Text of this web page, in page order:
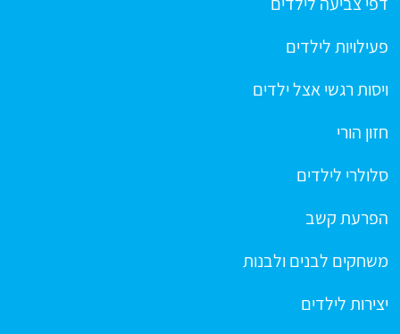
פעילויות לילדים
ויסות רגשי אצל ילדים
חזון הורי
סלולרי לילדים
הפרעת קשב
משחקים לבנים ולבנות
יצירות לילדים